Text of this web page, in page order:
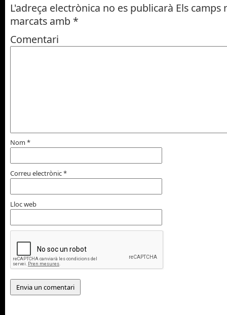
L'adreça electrònica no es publicarà Els camps
marcats amb *
Comentari
Nom *
Correu electrònic*
Lloc web